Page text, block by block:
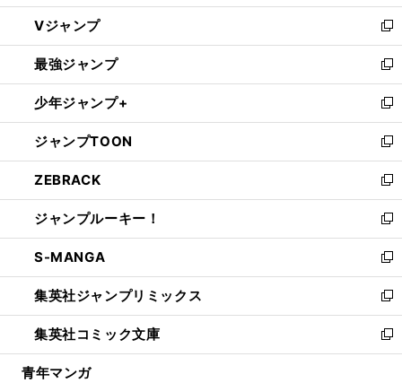
ウ
ィ
ン
ド
ウ
で
開
く
し
い
ウ
ィ
ン
ド
ウ
で
開
く
Vジャンプ
新
し
い
ウ
ィ
ン
ド
ウ
で
開
く
最強ジャンプ
新
し
い
ウ
ィ
ン
ド
ウ
で
開
く
少年ジャンプ+
新
し
い
ウ
ィ
ン
ド
ウ
で
開
く
ジャンプTOON
新
し
い
ウ
ィ
ン
ド
ウ
で
開
く
ZEBRACK
新
し
い
ウ
ィ
ン
ド
ウ
で
開
ジャンプルーキー！
新
し
い
ウ
ィ
ン
ド
ウ
S-MANGA
新
し
い
ウ
ィ
ン
集英社ジャンプリミックス
新
し
い
ウ
集英社コミック文庫
新
し
青年マンガ